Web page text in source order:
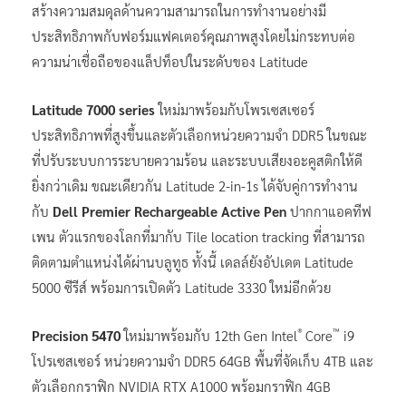
สร้างความสมดุลด้านความสามารถในการทำงานอย่างมี
ประสิทธิภาพกับฟอร์มแฟคเตอร์คุณภาพสูงโดยไม่กระทบต่อ
ความน่าเชื่อถือของแล็ปท็อปในระดับของ Latitude
Latitude 7000 seriesใหม่มาพร้อมกับโพรเซสเซอร์
ประสิทธิภาพที่สูงขึ้นและตัวเลือกหน่วยความจำ DDR5 ในขณะ
ที่ปรับระบบการระบายความร้อน และระบบเสียงอะคูสติกให้ดี
ยิ่งกว่าเดิม ขณะเดียวกัน Latitude 2-in-1s ได้จับคู่การทำงาน
กับ Dell Premier Rechargeable Active Pen ปากกาแอคทีฟ
เพน ตัวแรกของโลกที่มากับ Tile location tracking ที่สามารถ
ติดตามตำแหน่งได้ผ่านบลูทูธ ทั้งนี้ เดลล์ยังอัปเดต Latitude
5000 ซีรีส์ พร้อมการเปิดตัว Latitude 3330 ใหม่อีกด้วย
Precision 5470ใหม่มาพร้อมกับ 12th Gen Intel® Core™ i9
โปรเซสเซอร์ หน่วยความจำ DDR5 64GB พื้นที่จัดเก็บ 4TB และ
ตัวเลือกกราฟิก NVIDIA RTX A1000 พร้อมกราฟิก 4GB